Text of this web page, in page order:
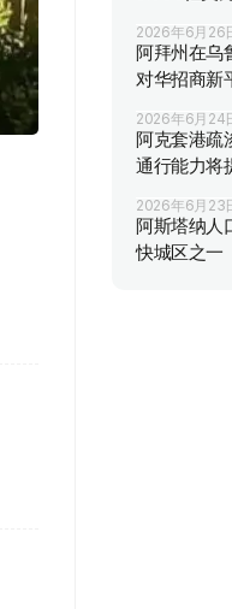
2026年6月26
阿拜州在乌
对华招商新
2026年6月24
阿克套港疏
通行能力将
2026年6月23
阿斯塔纳人
快城区之一